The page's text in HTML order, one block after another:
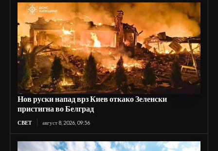
Нов руски напад врз Киев откако Зеленски
пристигна во Белград
СВЕТ август 8, 2026, 09:56